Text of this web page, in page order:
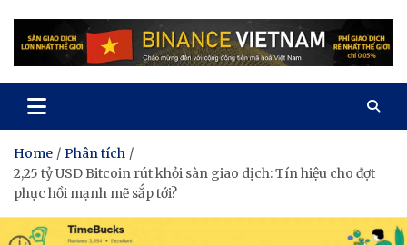
Tạp Chí Tiền Mã Hóa
Home
Phân tích
2,25 tỷ USD Bitcoin rút khỏi sàn giao dịch: Tín hiệu cho đợt
phục hồi mạnh mẽ sắp tới?